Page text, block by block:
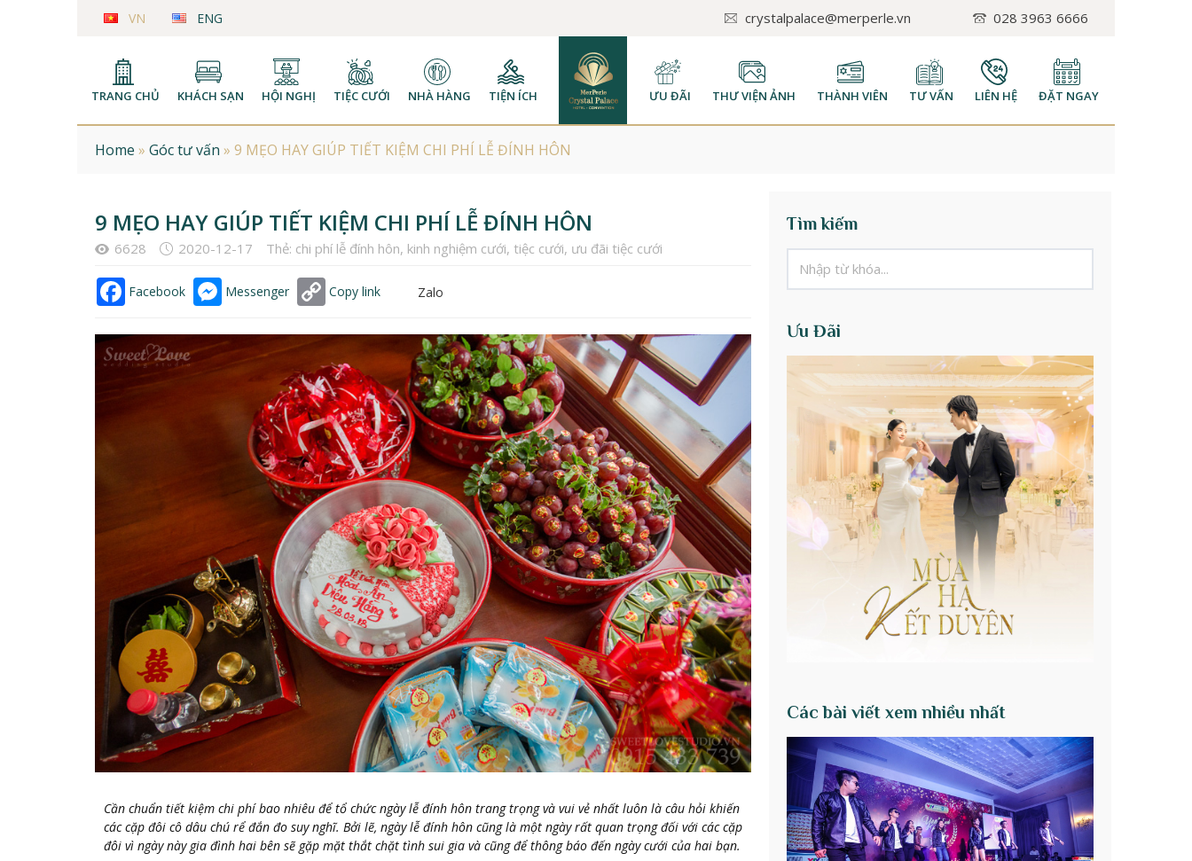
VN ENG crystalpalace@merperle.vn 028 3963 6666
TRANG CHỦ KHÁCH SẠN HỘI NGHỊ TIỆC CƯỚI NHÀ HÀNG TIỆN ÍCH ƯU ĐÃI THƯ VIỆN ẢNH THÀNH VIÊN TƯ VẤN LIÊN HỆ ĐẶT NGAY
Home » Góc tư vấn » 9 MẸO HAY GIÚP TIẾT KIỆM CHI PHÍ LỄ ĐÍNH HÔN
9 MẸO HAY GIÚP TIẾT KIỆM CHI PHÍ LỄ ĐÍNH HÔN
6628 2020-12-17 Thẻ: chi phí lễ đính hôn, kinh nghiệm cưới, tiệc cưới, ưu đãi tiệc cưới
Facebook Messenger Copy link Zalo
Cần chuẩn tiết kiệm chi phí bao nhiêu để tổ chức ngày lễ đính hôn trang trọng và vui vẻ nhất luôn là câu hỏi khiến
các cặp đôi cô dâu chú rể đắn đo suy nghĩ. Bởi lẽ, ngày lễ đính hôn cũng là một ngày rất quan trọng đối với các cặp
đôi vì ngày này gia đình hai bên sẽ gặp mặt thắt chặt tình sui gia và cũng để thông báo đến ngày cưới của hai bạn.
Tìm kiếm
Ưu Đãi
Các bài viết xem nhiều nhất